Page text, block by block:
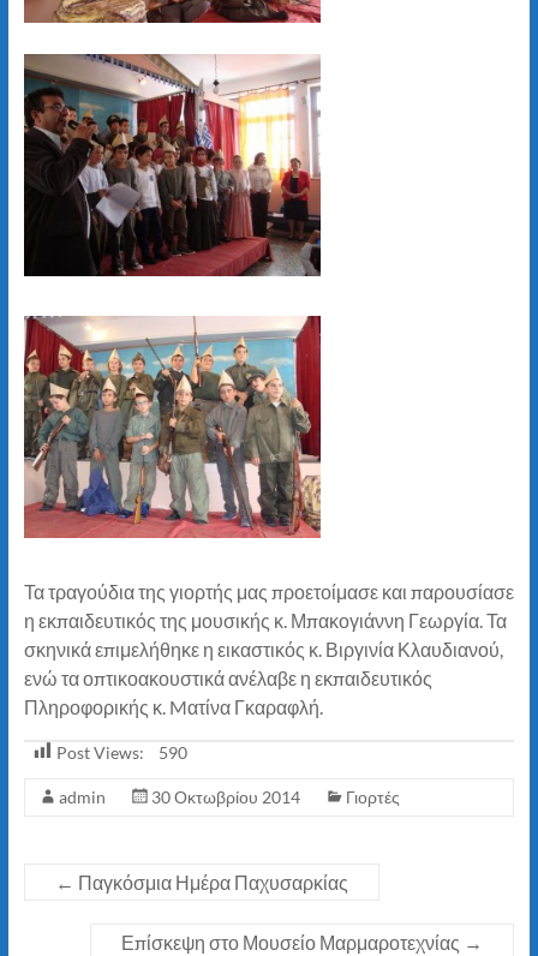
Τα τραγούδια της γιορτής μας προετοίμασε και παρουσίασε
η εκπαιδευτικός της μουσικής κ. Μπακογιάννη Γεωργία. Τα
σκηνικά επιμελήθηκε η εικαστικός κ. Βιργινία Κλαυδιανού,
ενώ τα οπτικοακουστικά ανέλαβε η εκπαιδευτικός
Πληροφορικής κ. Mατίνα Γκαραφλή.
Post Views: 590
admin 30 Οκτωβρίου 2014 Γιορτές
← Παγκόσμια Ημέρα Παχυσαρκίας
Επίσκεψη στο Μουσείο Μαρμαροτεχνίας →